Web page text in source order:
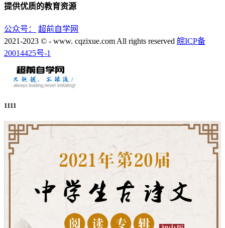
提供优质的教育资源
公众号：
超前自学网
2021-2023 © - www. cqzixue.com All rights reserved 皖ICP备
20014425号-1
1111